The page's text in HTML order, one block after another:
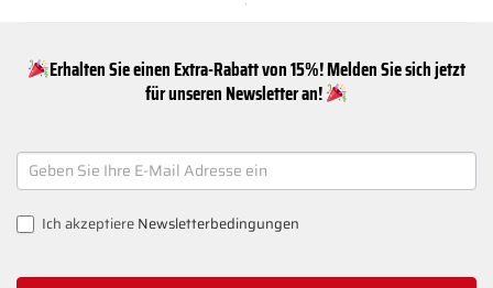
Erhalten Sie einen Extra-Rabatt von 15%! Melden Sie sich jetzt
für unseren Newsletter an!
NEWSLETTER
SIGNUP
Ich akzeptiereNewsletterbedingungen